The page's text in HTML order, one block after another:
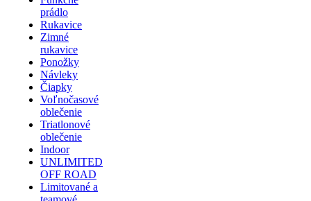
prádlo
Rukavice
Zimné
rukavice
Ponožky
Návleky
Čiapky
Voľnočasové
oblečenie
Triatlonové
oblečenie
Indoor
UNLIMITED
OFF ROAD
Limitované a